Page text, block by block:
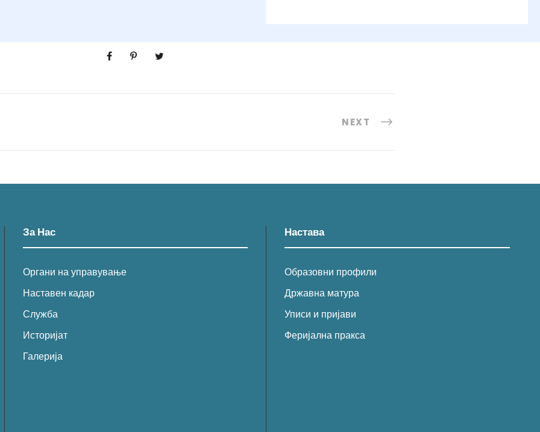
NEXT
За Нас
Органи на управување
Наставен кадар
Служба
Историјат
Галерија
Настава
Образовни профили
Државна матура
Уписи и пријави
Феријална пракса